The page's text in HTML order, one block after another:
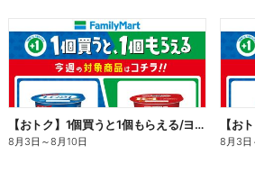
【おトク】1個買うと1個もらえる/ヨーグルト
8月3日 ～8月10日
【お
8月3日